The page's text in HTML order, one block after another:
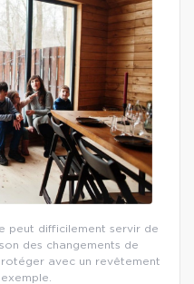
peut difficilement servir de
des changements de
avec un revêtement